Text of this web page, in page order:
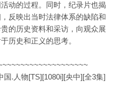
动的过程。同时，纪录片也揭
反映出当时法律体系的缺陷和
的历史资料和采访，向观众展
历史和正义的思考。
国.人物[TS][1080i][央中][全3集]